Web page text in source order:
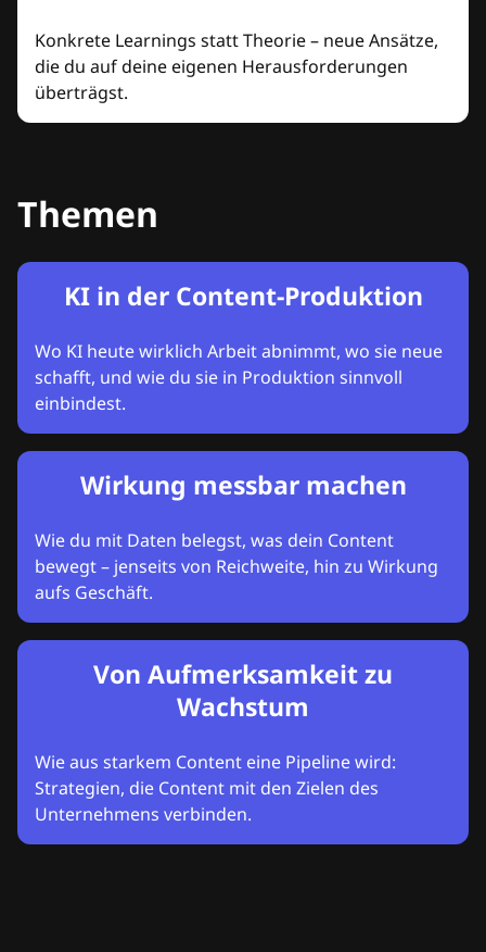
Konkrete Learnings statt Theorie – neue Ansätze,
die du auf deine eigenen Herausforderungen
überträgst.
Themen
KI in der Content-Produktion
Wo KI heute wirklich Arbeit abnimmt, wo sie neue
schafft, und wie du sie in Produktion sinnvoll
einbindest.
Wirkung messbar machen
Wie du mit Daten belegst, was dein Content
bewegt – jenseits von Reichweite, hin zu Wirkung
aufs Geschäft.
Von Aufmerksamkeit zu
Wachstum
Wie aus starkem Content eine Pipeline wird:
Strategien, die Content mit den Zielen des
Unternehmens verbinden.